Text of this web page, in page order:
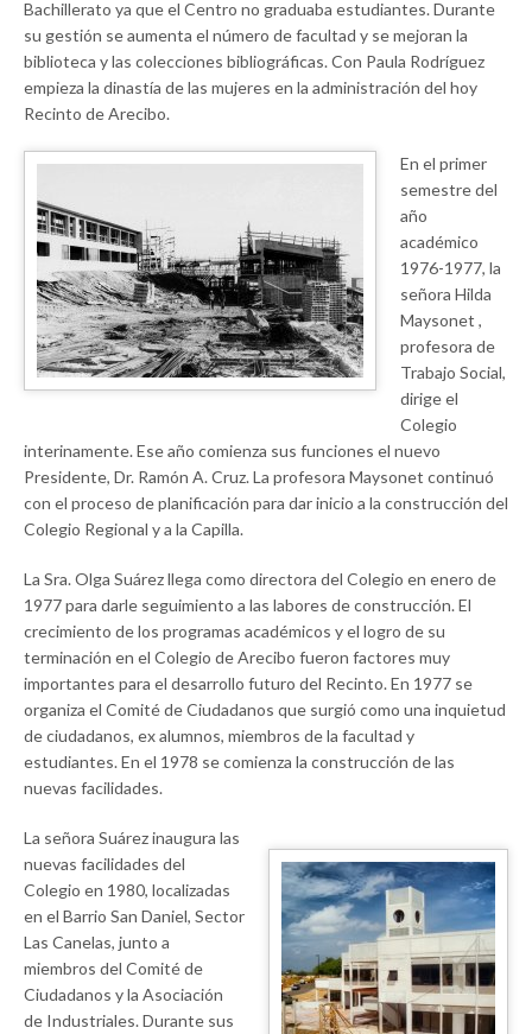
Bachillerato ya que el Centro no graduaba estudiantes. Durante
su gestión se aumenta el número de facultad y se mejoran la
biblioteca y las colecciones bibliográficas. Con Paula Rodríguez
empieza la dinastía de las mujeres en la administración del hoy
Recinto de Arecibo.
En el primer
semestre del
año
académico
1976-1977, la
señora Hilda
Maysonet ,
profesora de
Trabajo Social,
dirige el
Colegio
interinamente. Ese año comienza sus funciones el nuevo
Presidente, Dr. Ramón A. Cruz. La profesora Maysonet continuó
con el proceso de planificación para dar inicio a la construcción del
Colegio Regional y a la Capilla.
La Sra. Olga Suárez llega como directora del Colegio en enero de
1977 para darle seguimiento a las labores de construcción. El
crecimiento de los programas académicos y el logro de su
terminación en el Colegio de Arecibo fueron factores muy
importantes para el desarrollo futuro del Recinto. En 1977 se
organiza el Comité de Ciudadanos que surgió como una inquietud
de ciudadanos, ex alumnos, miembros de la facultad y
estudiantes. En el 1978 se comienza la construcción de las
nuevas facilidades.
La señora Suárez inaugura las
nuevas facilidades del
Colegio en 1980, localizadas
en el Barrio San Daniel, Sector
Las Canelas, junto a
miembros del Comité de
Ciudadanos y la Asociación
de Industriales. Durante sus